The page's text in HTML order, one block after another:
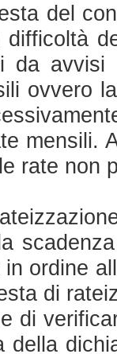
del
da
ovvero
mensili.
rate non
ordine
di
di
della